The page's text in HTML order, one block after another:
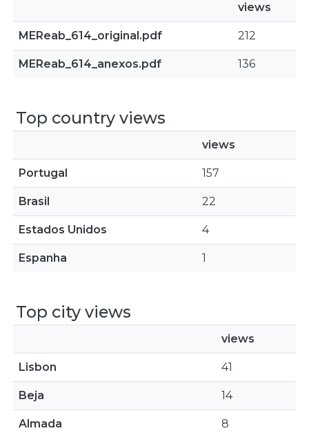
views
MEReab_614_original.pdf 212
MEReab_614_anexos.pdf 136
Top country views
views
Portugal 157
Brasil 22
Estados Unidos 4
Espanha 1
Top city views
views
Lisbon 41
Beja 14
Almada 8